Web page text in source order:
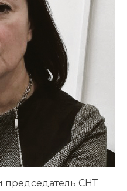
председатель СНТ